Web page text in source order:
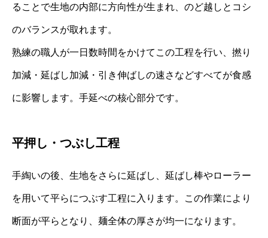
ることで生地の内部に方向性が生まれ、のど越しとコシ
のバランスが取れます。
熟練の職人が一日数時間をかけてこの工程を行い、撚り
加減・延ばし加減・引き伸ばしの速さなどすべてが食感
に影響します。手延べの核心部分です。
平押し・つぶし工程
手綯いの後、生地をさらに延ばし、延ばし棒やローラー
を用いて平らにつぶす工程に入ります。この作業により
断面が平らとなり、麺全体の厚さが均一になります。